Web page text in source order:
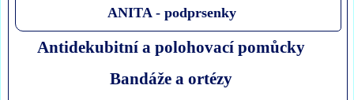
ANITA - podprsenky
Antidekubitní a polohovací pomůcky
Bandáže a ortézy